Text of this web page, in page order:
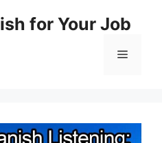
for Your Job
Menu